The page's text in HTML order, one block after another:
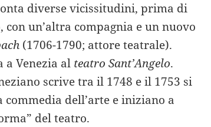
diverse vicissitudini, prima di
un’altra compagnia e un nuovo
(1706-1790; attore teatrale).
a Venezia al teatro Sant’Angelo.
scrive tra il 1748 e il 1753 si
dell’arte e iniziano a
del teatro.